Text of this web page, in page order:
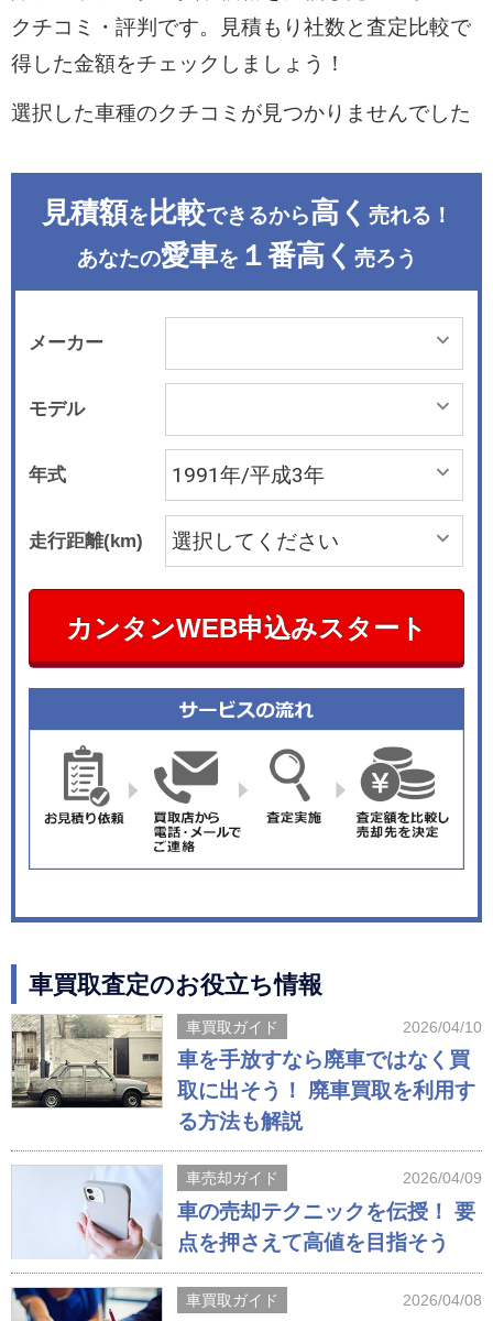
クチコミ・評判です。見積もり社数と査定比較で
得した金額をチェックしましょう！
選択した車種のクチコミが見つかりませんでした
見積額を 比較できるから高く 売れる！
あなたの愛車を １番高く 売ろう
メーカー
モデル
年式
走行距離(km)
カンタンWEB申込みスタート
車買取査定のお役立ち情報
車買取ガイド 2026/04/10
車を手放すなら廃車ではなく買
取に出そう！ 廃車買取を利用す
る方法も解説
車売却ガイド 2026/04/09
車の売却テクニックを伝授！ 要
点を押さえて高値を目指そう
車買取ガイド 2026/04/08